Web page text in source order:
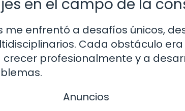
en el campo de la
enfrentó a desafíos únicos,
Cada obstáculo
profesionalmente y a
Anuncios